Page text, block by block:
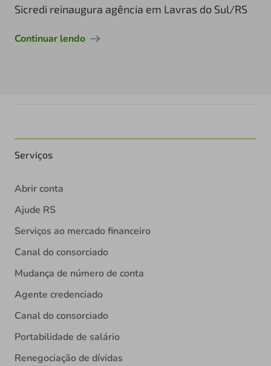
Sicredi reinaugura agência em Lavras do Sul/RS
Continuar lendo
Serviços
Abrir conta
Ajude RS
Serviços ao mercado financeiro
Canal do consorciado
Mudança de número de conta
Agente credenciado
Canal do consorciado
Portabilidade de salário
Renegociação de dívidas